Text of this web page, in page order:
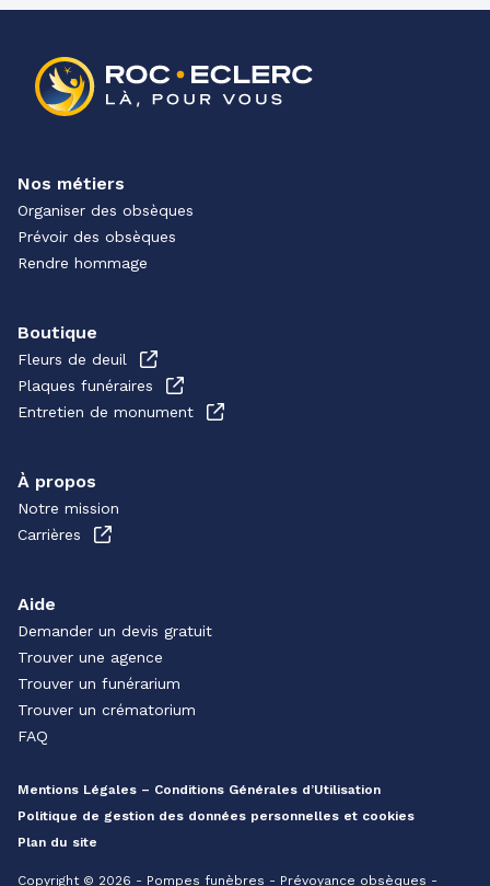
Nos métiers
Organiser des obsèques
Prévoir des obsèques
Rendre hommage
Boutique
Fleurs de deuil
Plaques funéraires
Entretien de monument
À propos
Notre mission
Carrières
Aide
Demander un devis gratuit
Trouver une agence
Trouver un funérarium
Trouver un crématorium
FAQ
Mentions Légales – Conditions Générales d’Utilisation
Politique de gestion des données personnelles et cookies
Plan du site
Copyright © 2026 - Pompes funèbres - Prévoyance obsèques -